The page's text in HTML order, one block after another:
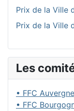
Prix de la Ville
Prix de la Ville
Les
• FFC
• FFC